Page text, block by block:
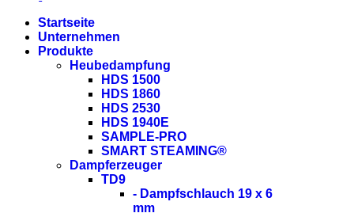
Startseite
Unternehmen
Produkte
Heubedampfung
HDS 1500
HDS 1860
HDS 2530
HDS 1940E
SAMPLE-PRO
SMART STEAMING®
Dampferzeuger
TD9
- Dampfschlauch 19 x 6
mm